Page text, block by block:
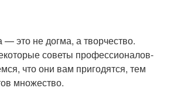
— это не догма, а творчество.
советы профессионалов-
что они вам пригодятся, тем
множество.